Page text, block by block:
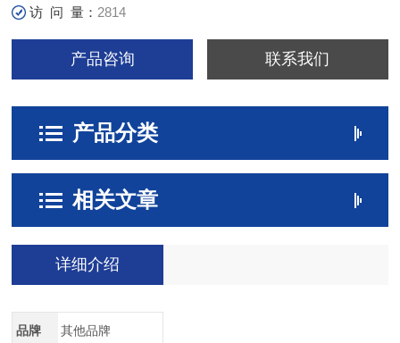
访 问 量： 2814
产品咨询 联系我们
产品分类
相关文章
详细介绍
品牌 其他品牌